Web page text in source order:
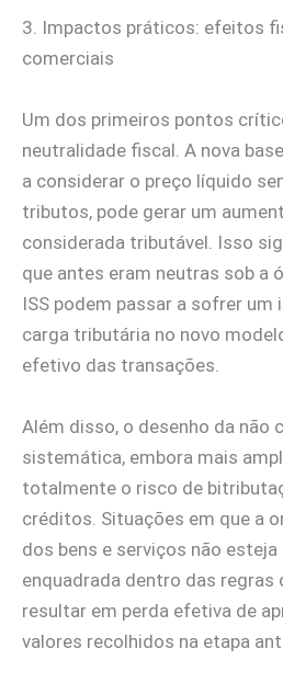
3. Impactos práticos: efeitos
comerciais
Um dos primeiros pontos
neutralidade fiscal. A nova
a considerar o preço líquido
tributos, pode gerar um
considerada tributável. Isso
que antes eram neutras sob a
ISS podem passar a sofrer um
carga tributária no novo
efetivo das transações.
Além disso, o desenho da não
sistemática, embora mais
totalmente o risco de
créditos. Situações em que a
dos bens e serviços não
enquadrada dentro das regras
resultar em perda efetiva de
valores recolhidos na etapa